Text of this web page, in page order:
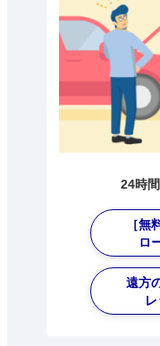
24時
［無
ロ
遠方